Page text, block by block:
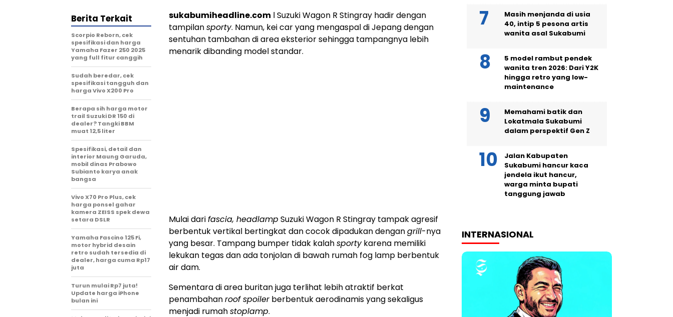
sukabumiheadline.com l Suzuki Wagon R Stingray hadir dengan
tampilansporty. Namun, kei car yang mengaspal di Jepang dengan
sentuhan tambahan di area eksterior sehingga tampangnya lebih
menarik dibanding model standar.
Mulai darifascia, headlampSuzuki Wagon R Stingray tampak agresif
berbentuk vertikal bertingkat dan cocok dipadukan dengangrill-nya
yang besar. Tampang bumper tidak kalahsportykarena memiliki
lekukan tegas dan ada tonjolan di bawah rumah fog lamp berbentuk
air dam.
Sementara di area buritan juga terlihat lebih atraktif berkat
penambahanroof spoilerberbentuk aerodinamis yang sekaligus
menjadi rumahstoplamp.
Berita Terkait
Scorpio Reborn, cek
spesifikasi dan harga
Yamaha Fazer 250 2025
yang full fitur canggih
Sudah beredar, cek
spesifikasi tangguh dan
harga Vivo X200 Pro
Berapa sih harga motor
trail Suzuki DR 150 di
dealer? Tangki BBM
muat 12,5 liter
Spesifikasi, detail dan
interior Maung Garuda,
mobil dinas Prabowo
Subianto karya anak
bangsa
Vivo X70 Pro Plus, cek
harga ponsel gahar
kamera ZEISS spek dewa
setara DSLR
Yamaha Fascino 125 Fi,
motor hybrid desain
retro sudah tersedia di
dealer, harga cuma Rp17
juta
Turun mulai Rp7 juta!
Update harga iPhone
bulan ini
Masih menjanda di usia
40, intip 5 pesona artis
wanita asal Sukabumi
5 model rambut pendek
wanita tren 2026: Dari Y2K
hingga retro yang low-
maintenance
Memahami batik dan
Lokatmala Sukabumi
dalam perspektif Gen Z
Jalan Kabupaten
Sukabumi hancur kaca
jendela ikut hancur,
warga minta bupati
tanggung jawab
INTERNASIONAL